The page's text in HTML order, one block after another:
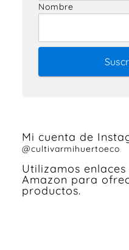
Nombre
Mi cuenta de
@cultivarmihuertoeco
Utilizamos
Amazon para
productos.